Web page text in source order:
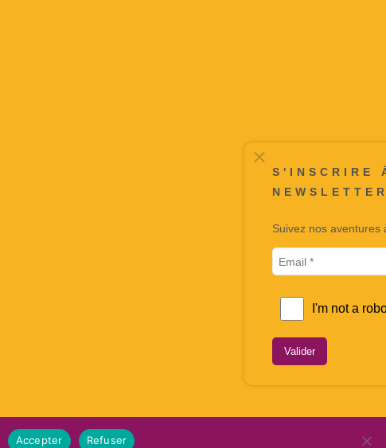
S'INSCRIRE À LA
NEWSLETTER
Suivez nos aventures à travers notre
Accepter Refuser